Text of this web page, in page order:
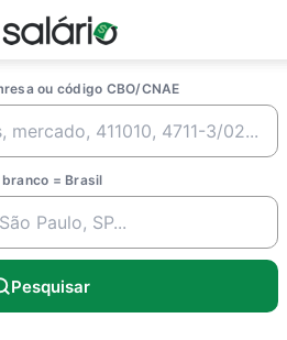
ou código CBO/CNAE
branco = Brasil
Pesquisar